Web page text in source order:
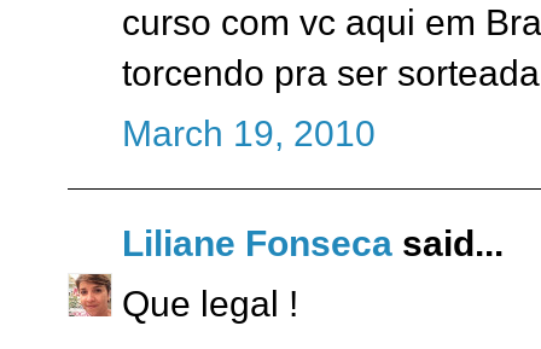
curso com vc aqui em
torcendo pra ser
March 19, 2010
Liliane Fonseca said...
Que legal !